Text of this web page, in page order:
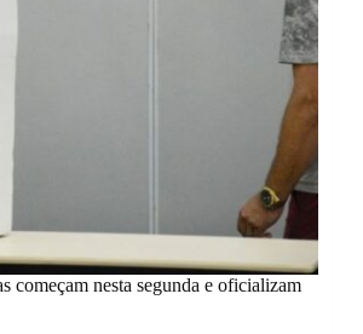
começam nesta segunda e oficializam